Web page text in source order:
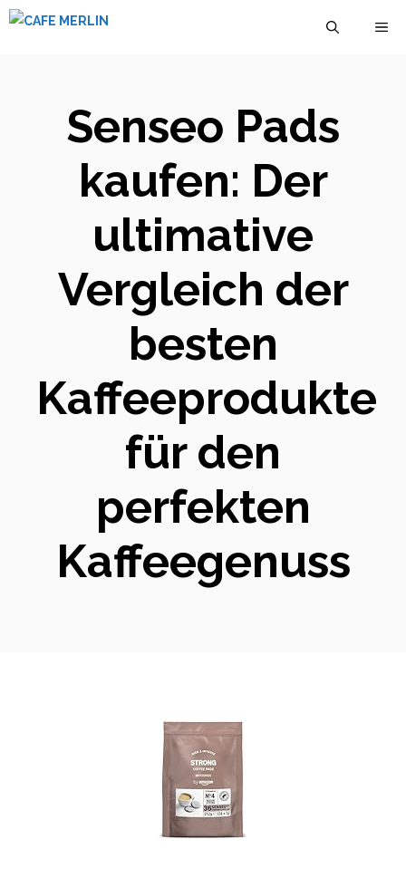
Zum
Senseo Pads
kaufen: Der
ultimative
Vergleich der
besten
Kaffeeprodukte
für den
perfekten
Kaffeegenuss